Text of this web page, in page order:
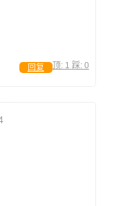
顶: 1 踩: 0
回复